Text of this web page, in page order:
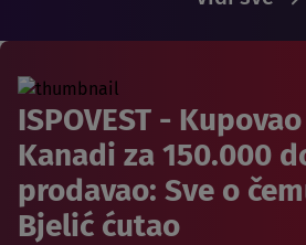
ISPOVEST -
Kanadi za 150.000
prodavao: Sve o
Bjelić ćutao